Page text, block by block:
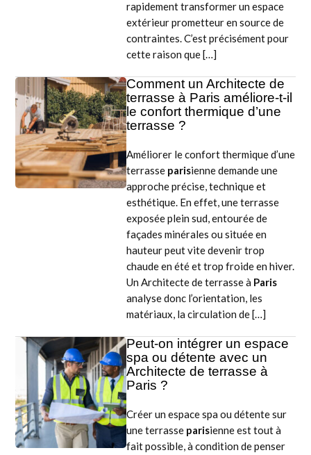
rapidement transformer un espace
extérieur prometteur en source de
contraintes. C’est précisément pour
cette raison que […]
Comment un Architecte de
terrasse à Paris améliore-t-il
le confort thermique d’une
terrasse ?
Améliorer le confort thermique d’une
terrasse parisienne demande une
approche précise, technique et
esthétique. En effet, une terrasse
exposée plein sud, entourée de
façades minérales ou située en
hauteur peut vite devenir trop
chaude en été et trop froide en hiver.
Un Architecte de terrasse à Paris
analyse donc l’orientation, les
matériaux, la circulation de […]
Peut-on intégrer un espace
spa ou détente avec un
Architecte de terrasse à
Paris ?
Créer un espace spa ou détente sur
une terrasse parisienne est tout à
fait possible, à condition de penser